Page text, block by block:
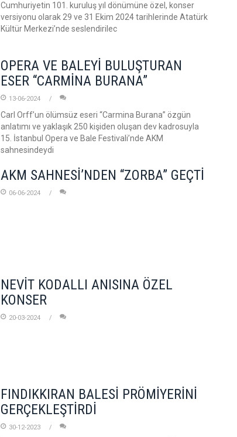
Cumhuriyetin 101. kuruluş yıl dönümüne özel, konser
versiyonu olarak 29 ve 31 Ekim 2024 tarihlerinde Atatürk
Kültür Merkezi’nde seslendirilec
OPERA VE BALEYİ BULUŞTURAN
ESER “CARMİNA BURANA”
13-06-2024
Carl Orff’un ölümsüz eseri “Carmina Burana” özgün
anlatımı ve yaklaşık 250 kişiden oluşan dev kadrosuyla
15. İstanbul Opera ve Bale Festivali’nde AKM
sahnesindeydi
AKM SAHNESİ’NDEN “ZORBA” GEÇTİ
06-06-2024
NEVİT KODALLI ANISINA ÖZEL
KONSER
20-03-2024
FINDIKKIRAN BALESİ PRÖMİYERİNİ
GERÇEKLEŞTİRDİ
30-12-2023